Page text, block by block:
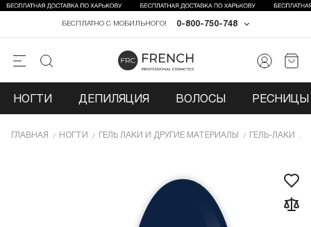
0-800-750-748
БЕСПЛАТНО С МОБИЛЬНОГО!
НОГТИ ДЕПИЛЯЦИЯ ВОЛОСЫ РЕСНИЦЫ
ГЛАВНАЯ НОГТИ ГЕЛЬ ЛАКИ И ДРУГИЕ МАТЕРИАЛЫ ГЕЛЬ-ЛАКИ